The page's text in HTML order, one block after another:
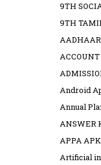
9TH
9TH
AADHAAR
Android
Annual
ANSWER
APPA APK
Artificial